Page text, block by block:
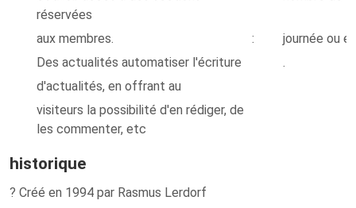
réservées
aux membres. :
journée ou
Des actualités automatiser l'écriture
d'actualités, en offrant au
visiteurs la possibilité d'en rédiger, de
les commenter, etc
.
historique
? Créé en 1994 par Rasmus Lerdorf